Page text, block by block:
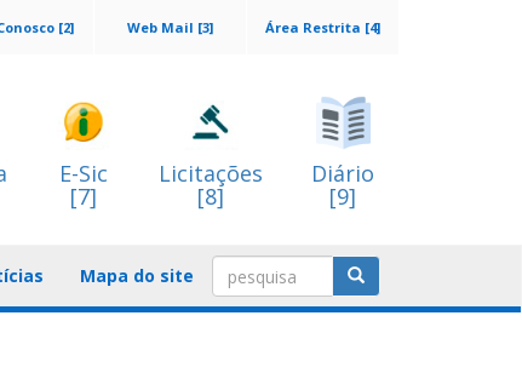
Área Restrita [4]
Web Mail [3]
[2]
E-Sic
[7]
Licitações
[8]
Diário
[9]
Mapa do site